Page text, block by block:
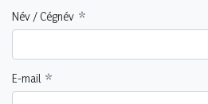
Név / Cégnév
E-mail